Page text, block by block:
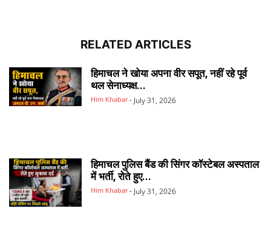
RELATED ARTICLES
हिमाचल ने खोया अपना वीर सपूत, नहीं रहे पूर्व
थल सेनाध्यक्ष...
Him Khabar - July 31, 2026
हिमाचल पुलिस बैंड की सिंगर कॉस्टेबल अस्पताल
में भर्ती, रोते हुए...
Him Khabar - July 31, 2026